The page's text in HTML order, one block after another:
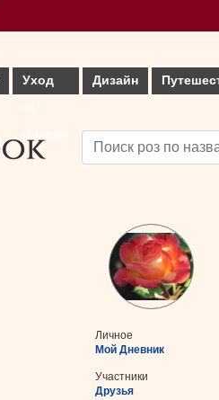
Уход
Дизайн
Личное
Мой Дневник
Участники
Друзья